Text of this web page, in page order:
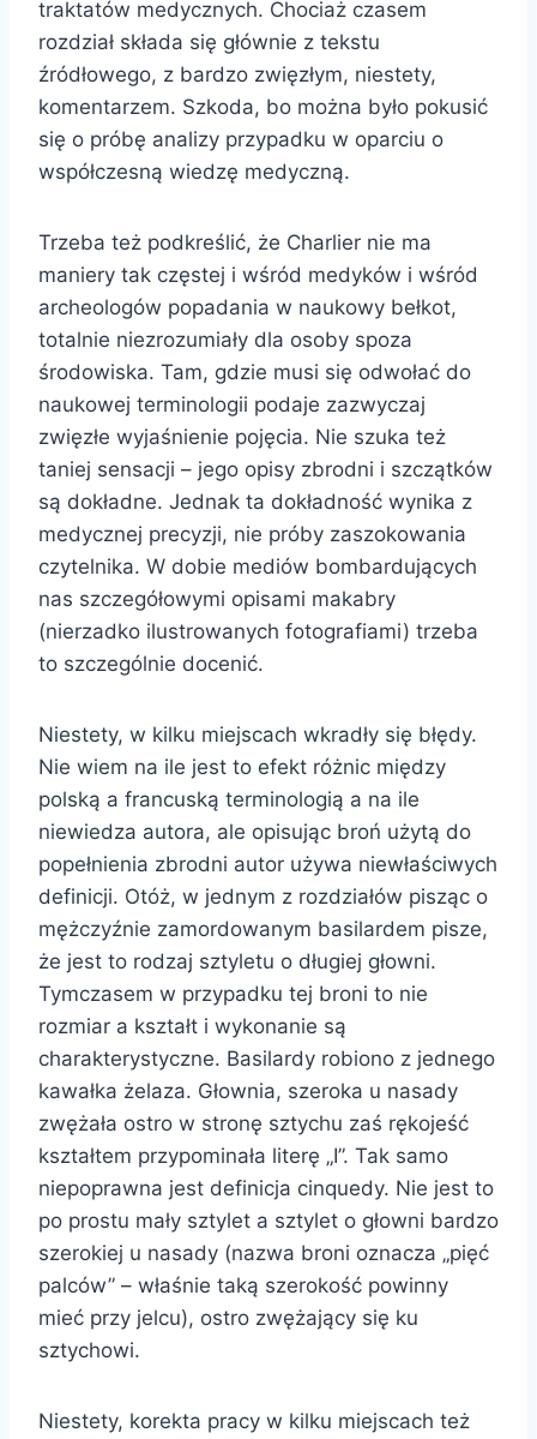
traktatów medycznych. Chociaż czasem
rozdział składa się głównie z tekstu
źródłowego, z bardzo zwięzłym, niestety,
komentarzem. Szkoda, bo można było pokusić
się o próbę analizy przypadku w oparciu o
współczesną wiedzę medyczną.
Trzeba też podkreślić, że Charlier nie ma
maniery tak częstej i wśród medyków i wśród
archeologów popadania w naukowy bełkot,
totalnie niezrozumiały dla osoby spoza
środowiska. Tam, gdzie musi się odwołać do
naukowej terminologii podaje zazwyczaj
zwięzłe wyjaśnienie pojęcia. Nie szuka też
taniej sensacji – jego opisy zbrodni i szczątków
są dokładne. Jednak ta dokładność wynika z
medycznej precyzji, nie próby zaszokowania
czytelnika. W dobie mediów bombardujących
nas szczegółowymi opisami makabry
(nierzadko ilustrowanych fotografiami) trzeba
to szczególnie docenić.
Niestety, w kilku miejscach wkradły się błędy.
Nie wiem na ile jest to efekt różnic między
polską a francuską terminologią a na ile
niewiedza autora, ale opisując broń użytą do
popełnienia zbrodni autor używa niewłaściwych
definicji. Otóż, w jednym z rozdziałów pisząc o
mężczyźnie zamordowanym basilardem pisze,
że jest to rodzaj sztyletu o długiej głowni.
Tymczasem w przypadku tej broni to nie
rozmiar a kształt i wykonanie są
charakterystyczne. Basilardy robiono z jednego
kawałka żelaza. Głownia, szeroka u nasady
zwężała ostro w stronę sztychu zaś rękojeść
kształtem przypominała literę „I”. Tak samo
niepoprawna jest definicja cinquedy. Nie jest to
po prostu mały sztylet a sztylet o głowni bardzo
szerokiej u nasady (nazwa broni oznacza „pięć
palców” – właśnie taką szerokość powinny
mieć przy jelcu), ostro zwężający się ku
sztychowi.
Niestety, korekta pracy w kilku miejscach też